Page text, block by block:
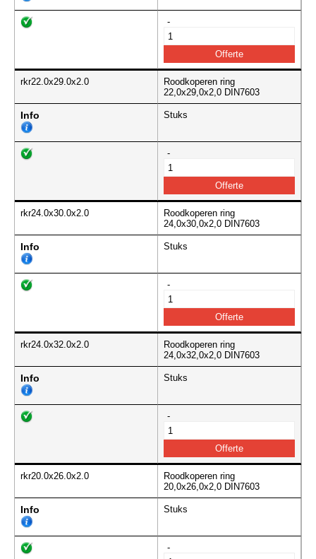
-
rkr22.0x29.0x2.0
Roodkoperen ring
22,0x29,0x2,0 DIN7603
Info Stuks
-
rkr24.0x30.0x2.0
Roodkoperen ring
24,0x30,0x2,0 DIN7603
Info Stuks
-
rkr24.0x32.0x2.0
Roodkoperen ring
24,0x32,0x2,0 DIN7603
Info Stuks
-
rkr20.0x26.0x2.0
Roodkoperen ring
20,0x26,0x2,0 DIN7603
Info Stuks
-